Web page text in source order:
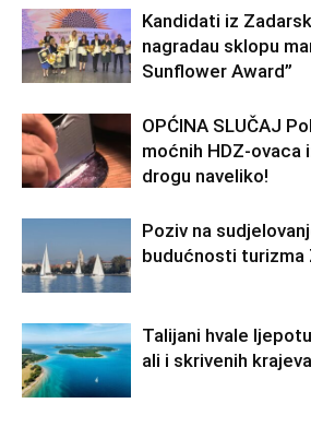
Kandidati iz
nagradau sklopu
Sunflower Award”
OPĆINA SLUČAJ
moćnih HDZ-ovaca
drogu naveliko!
Poziv na
budućnosti turizma
Talijani hvale
ali i skrivenih